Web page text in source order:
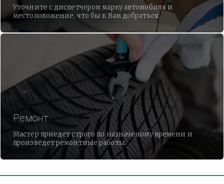
Уточните с диспетчером марку автомобиля и
местоположение, что бы к Вам добраться.
Ремонт
Мастер приедет строго по назначеному времени и
произведет ремонтные работы.